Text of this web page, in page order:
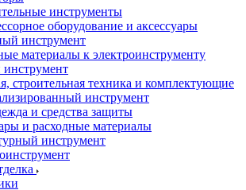
инструменты
оборудование и аксессуары
инструмент
материалы к электроинструменту
строительная техника и комплектующие
инструмент
и средства защиты
и расходные материалы
инструмент